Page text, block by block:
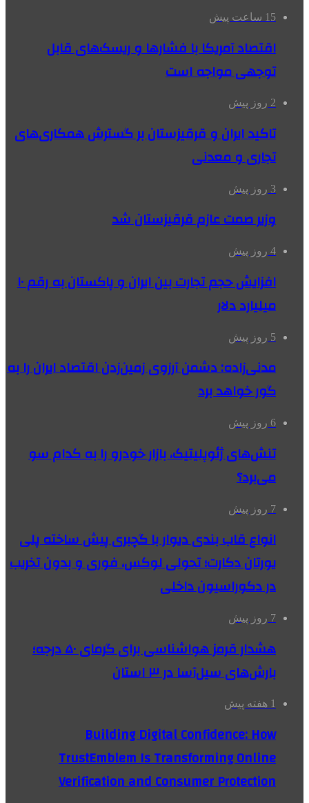
15 ساعت پیش
اقتصاد آمریکا با فشارها و ریسک‌های قابل
توجهی مواجه است
2 روز پیش
تاکید ایران و قرقیزستان بر گسترش همکاری‌های
تجاری و معدنی
3 روز پیش
وزیر صمت عازم قرقیزستان شد
4 روز پیش
افزایش حجم تجارت بین ایران و پاکستان به رقم ۱۰
میلیارد دلار
5 روز پیش
مدنی‌زاده: دشمن آرزوی زمین‌زدن اقتصاد ایران را به
گور خواهد برد
6 روز پیش
تنش‌های ژئوپلیتیک، بازار خودرو را به کدام سو
می‌برد؟
7 روز پیش
انواع قاب بندی دیوار با گچبری پیش ساخته پلی
یورتان دکارت؛ تحولی لوکس، فوری و بدون تخریب
در دکوراسیون داخلی
7 روز پیش
هشدار قرمز هواشناسی برای گرمای ۵۰ درجه؛
بارش‌های سیل‌آسا در ۳ استان
1 هفته پیش
Building Digital Confidence: How
TrustEmblem Is Transforming Online
Verification and Consumer Protection